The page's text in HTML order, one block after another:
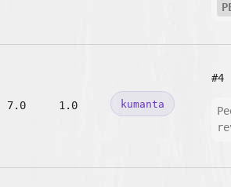
7.0 1.0 kumanta
#4